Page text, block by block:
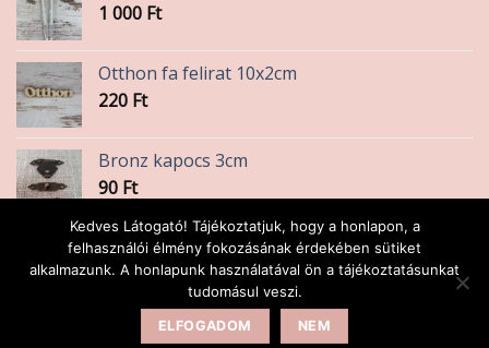
1 000 Ft
Otthon fa felirat 10x2cm
220 Ft
Bronz kapocs 3cm
90 Ft
Bronz képakasztó
100 Ft
Kedves Látogató! Tájékoztatjuk, hogy a honlapon, a
felhasználói élmény fokozásának érdekében sütiket
alkalmazunk. A honlapunk használatával ön a tájékoztatásunkat
tudomásul veszi.
ELFOGADOM NEM